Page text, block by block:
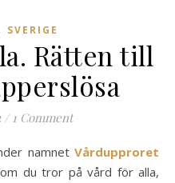
SVERIGE
Rätten till
/ 1 Comment
namnetVårdupproret
du tror på vård för alla,